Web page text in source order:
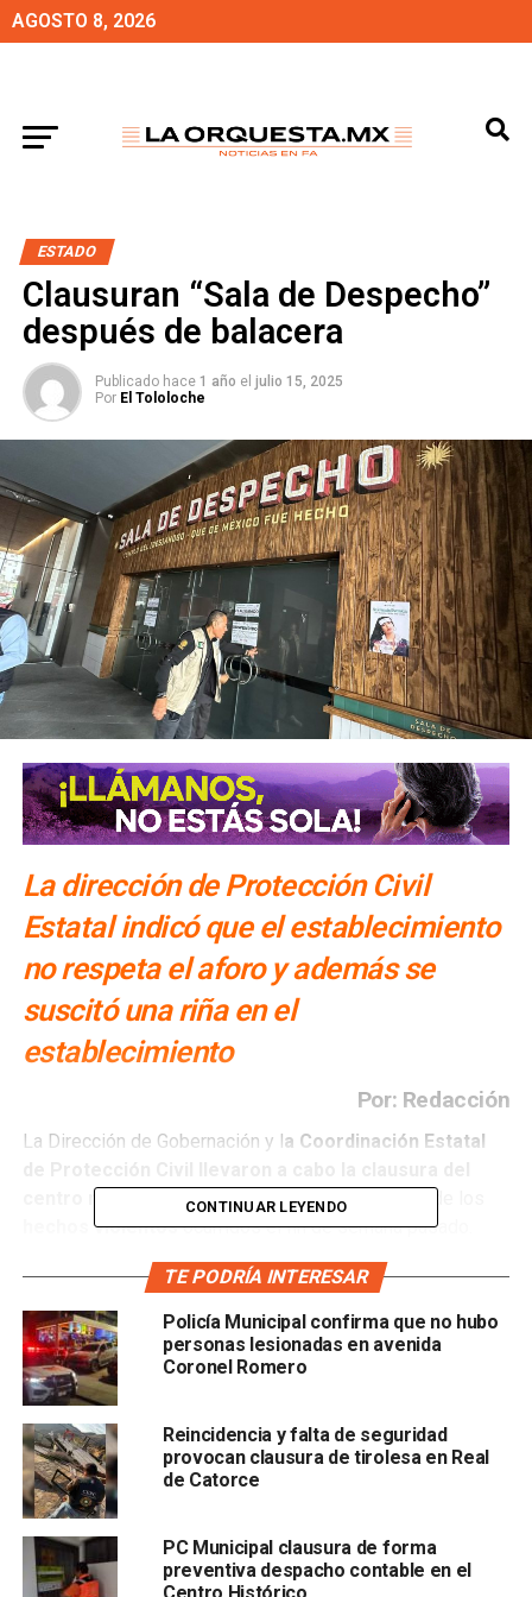
AGOSTO 8, 2026
ESTADO
Clausuran “Sala de Despecho”
después de balacera
Publicado hace 1 año el julio 15, 2025
Por El Tololoche
La dirección de Protección Civil
Estatal indicó que el establecimiento
no respeta el aforo y además se
suscitó una riña en el
establecimiento
Por: Redacción
La Dirección de Gobernación y la Coordinación Estatal
centro nocturno “Sala de Despecho” derivada de los
hechos violentosocurridos el fin de semana pasado.
El director de la dependencia, Mauricio Ordaz Flores,
informó que el artículo segundo de la Ley del Sistema
Estatal de Protección Civil faculta al Estado actuar en caso
de que algún hecho violento ponga en riesgo a la
población.
CONTINUAR LEYENDO
TE PODRÍA INTERESAR
Policía Municipal confirma que no hubo
personas lesionadas en avenida
Coronel Romero
Reincidencia y falta de seguridad
provocan clausura de tirolesa en Real
de Catorce
PC Municipal clausura de forma
preventiva despacho contable en el